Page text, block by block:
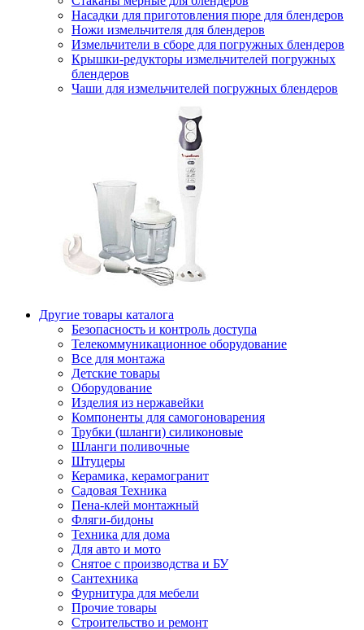
Насадки для приготовления пюре для блендеров
Ножи измельчителя для блендеров
Измельчители в сборе для погружных блендеров
Крышки-редукторы измельчителей погружных
блендеров
Чаши для измельчителей погружных блендеров
Другие товары каталога
Безопасность и контроль доступа
Телекоммуникационное оборудование
Все для монтажа
Детские товары
Оборудование
Изделия из нержавейки
Компоненты для самогоноварения
Трубки (шланги) силиконовые
Шланги поливочные
Штуцеры
Керамика, керамогранит
Садовая Техника
Пена-клей монтажный
Фляги-бидоны
Техника для дома
Для авто и мото
Снятое с производства и БУ
Сантехника
Фурнитура для мебели
Прочие товары
Строительство и ремонт